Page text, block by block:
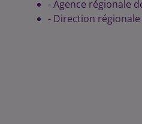
- Agence régionale
- Direction